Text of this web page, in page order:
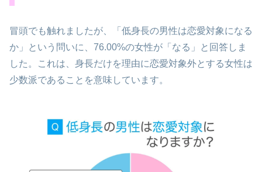
冒頭でも触れましたが、「低身長の男性は恋愛対象になる
か」という問いに、76.00%の女性が「なる」と回答しま
した。これは、身長だけを理由に恋愛対象外とする女性は
少数派であることを意味しています。